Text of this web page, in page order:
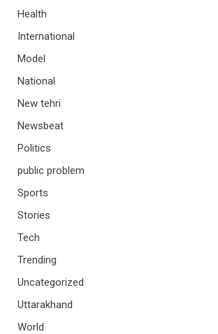
Health
International
Model
National
New tehri
Newsbeat
Politics
public problem
Sports
Stories
Tech
Trending
Uncategorized
Uttarakhand
World